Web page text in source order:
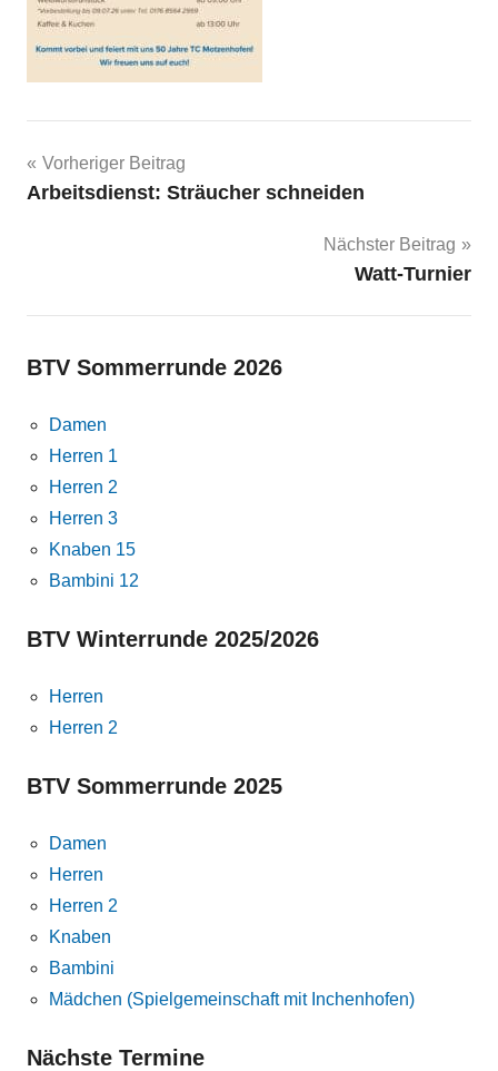
Beitragsnavigation
Vorheriger Beitrag
Arbeitsdienst: Sträucher schneiden
Nächster Beitrag
Watt-Turnier
BTV Sommerrunde 2026
Damen
Herren 1
Herren 2
Herren 3
Knaben 15
Bambini 12
BTV Winterrunde 2025/2026
Herren
Herren 2
BTV Sommerrunde 2025
Damen
Herren
Herren 2
Knaben
Bambini
Mädchen (Spielgemeinschaft mit Inchenhofen)
Nächste Termine